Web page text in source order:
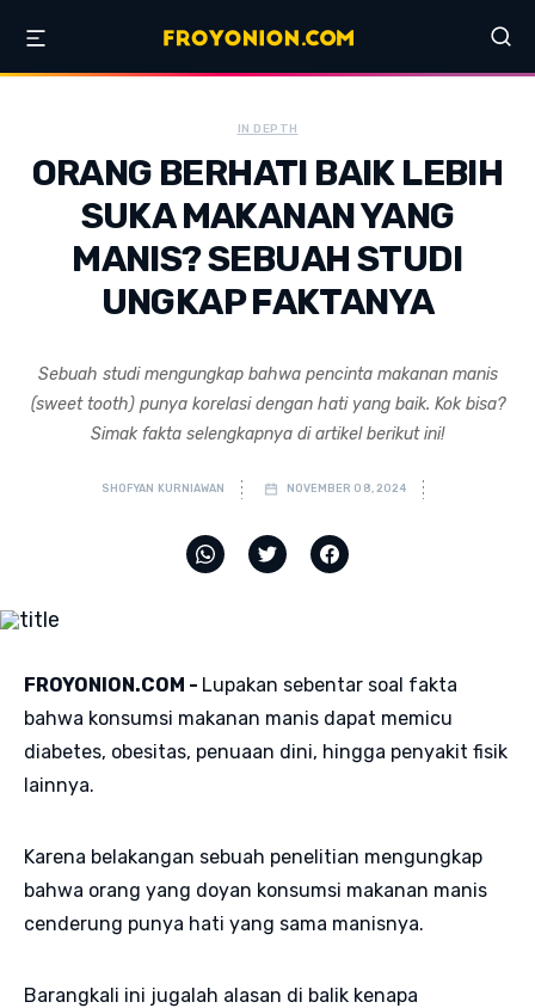
IN DEPTH
ORANG BERHATI BAIK LEBIH
SUKA MAKANAN YANG
MANIS? SEBUAH STUDI
UNGKAP FAKTANYA
Sebuah studi mengungkap bahwa pencinta makanan manis
(sweet tooth) punya korelasi dengan hati yang baik. Kok bisa?
Simak fakta selengkapnya di artikel berikut ini!
SHOFYAN KURNIAWAN NOVEMBER 08, 2024
FROYONION.COM - Lupakan sebentar soal fakta
bahwa konsumsi makanan manis dapat memicu
diabetes, obesitas, penuaan dini, hingga penyakit fisik
lainnya.
Karena belakangan sebuah penelitian mengungkap
bahwa orang yang doyan konsumsi makanan manis
cenderung punya hati yang sama manisnya.
Barangkali ini jugalah alasan di balik kenapa